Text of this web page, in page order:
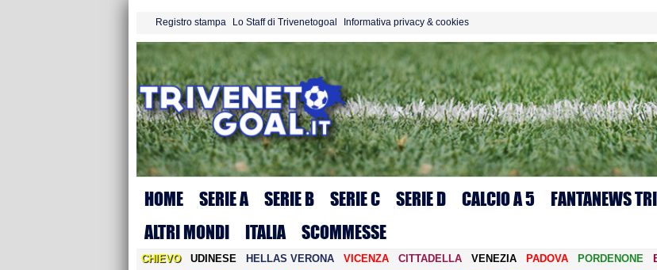
Registro stampa Lo Staff di Trivenetogoal Informativa privacy & cookies
HOME SERIE A SERIE B SERIE C SERIE D CALCIO A 5 FANTANEWS
ALTRI MONDI ITALIA SCOMMESSE
CHIEVO UDINESE HELLAS VERONA VICENZA CITTADELLA VENEZIA PADOVA PORDENONE